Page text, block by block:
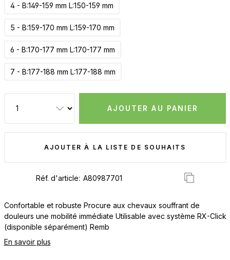
4 - B:149-159 mm L:150-159 mm
5 - B:159-170 mm L:159-170 mm
6 - B:170-177 mm L:170-177 mm
7 - B:177-188 mm L:177-188 mm
AJOUTER AU PANIER
AJOUTER À LA LISTE DE SOUHAITS
Réf. d'article:
Confortable et robuste Procure aux chevaux souffrant de
douleurs une mobilité immédiate Utilisable avec système RX-Click
(disponible séparément) Remb
En savoir plus